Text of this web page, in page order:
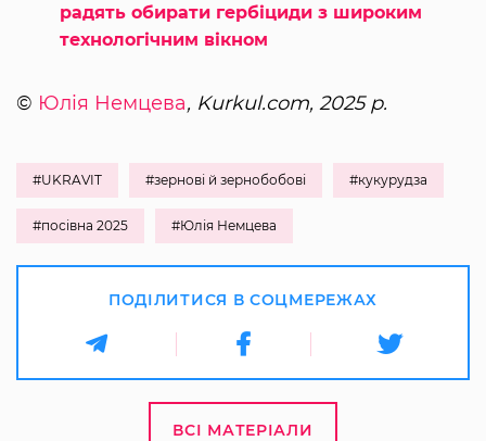
радять обирати гербіциди з широким
технологічним вікном
© Юлія Немцева, Kurkul.com, 2025 р.
#UKRAVIT #зернові й зернобобові #кукурудза
#посівна 2025 #Юлія Немцева
ПОДІЛИТИСЯ В СОЦМЕРЕЖАХ
ВСІ МАТЕРІАЛИ